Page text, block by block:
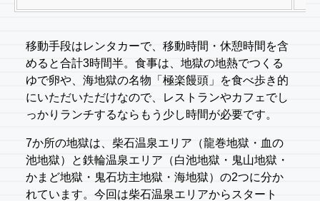
移動手段はレンタカーで、移動時間・休憩時間を含
めると合計3時間半。食事は、地獄の地熱でつくる
ゆで卵や、海地獄の名物「極楽饅頭」を食べ歩き的
にいただいただけなので、レストランやカフェでし
っかりランチするならもう少し時間が必要です。
7か所の地獄は、柴石温泉エリア（龍巻地獄・血の
池地獄）と鉄輪温泉エリア（白池地獄・鬼山地獄・
かまど地獄・鬼石坊主地獄・海地獄）の2つに分か
れています。今回は柴石温泉エリアからスタート